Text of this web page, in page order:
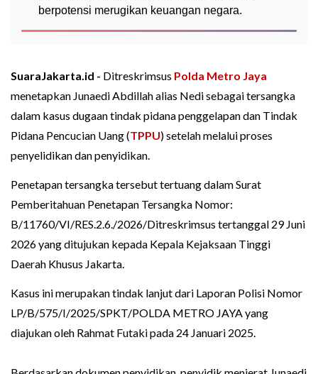
berpotensi merugikan keuangan negara.
SuaraJakarta.id - Ditreskrimsus Polda Metro Jaya
menetapkan Junaedi Abdillah alias Nedi sebagai tersangka
dalam kasus dugaan tindak pidana penggelapan dan Tindak
Pidana Pencucian Uang (TPPU) setelah melalui proses
penyelidikan dan penyidikan.
Penetapan tersangka tersebut tertuang dalam Surat
Pemberitahuan Penetapan Tersangka Nomor:
B/11760/VI/RES.2.6./2026/Ditreskrimsus tertanggal 29 Juni
2026 yang ditujukan kepada Kepala Kejaksaan Tinggi
Daerah Khusus Jakarta.
Kasus ini merupakan tindak lanjut dari Laporan Polisi Nomor
LP/B/575/I/2025/SPKT/POLDA METRO JAYA yang
diajukan oleh Rahmat Futaki pada 24 Januari 2025.